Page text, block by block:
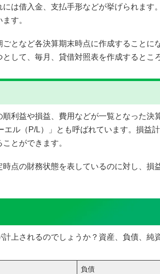
は借入金、支払手形などが挙げられます
す。
となど各決算期末時点に作成すること
して、毎月、貸借対照表を作成するとこ
利益や損益、費用などが一覧となった決
エル（P/L）」とも呼ばれています。損益
とができます。
点の財務状態を表しているのに対し、損
上されるのでしょうか？資産、負債、
負債